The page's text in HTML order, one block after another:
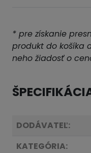
* pre získanie
produkt do košíka
neho žiadosť o
DODÁVATEĽ:
KATEGÓRIA: